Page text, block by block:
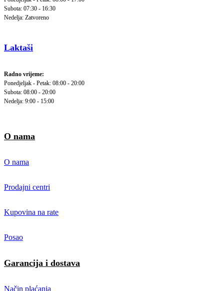
Subota: 07:30 - 16:30
Nedelja: Zatvoreno
Laktaši
Radno vrijeme:
Ponedjeljak - Petak: 08:00 - 20:00
Subota: 08:00 - 20:00
Nedelja: 9:00 - 15:00
O nama
O nama
Prodajni centri
Kupovina na rate
Posao
Garancija i dostava
Način plaćanja